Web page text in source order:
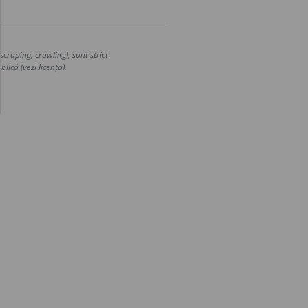
crawling), sunt strict
(vezi licența).